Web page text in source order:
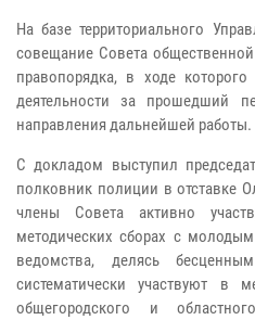
На базе территориального
совещание Совета
правопорядка, в ходе
деятельности за прошедший
направления дальнейшей работы.
С докладом выступил
полковник полиции в отставке
члены Совета активно
методических сборах с
ведомства, делясь
систематически участвуют в
общегородского и